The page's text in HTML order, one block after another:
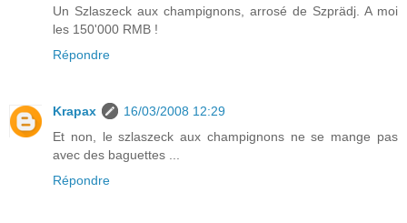
Un Szlaszeck aux champignons, arrosé de Szprädj. A moi
les 150'000 RMB !
Répondre
Krapax
16/03/2008 12:29
Et non, le szlaszeck aux champignons ne se mange pas
avec des baguettes ...
Répondre